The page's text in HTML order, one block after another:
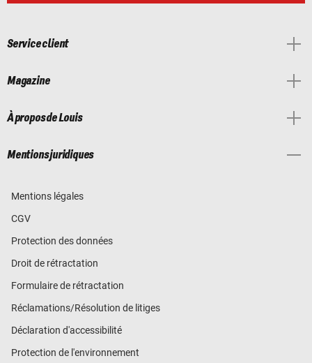
Service client
Magazine
À propos de Louis
Mentions juridiques
Mentions légales
CGV
Protection des données
Droit de rétractation
Formulaire de rétractation
Réclamations/Résolution de litiges
Déclaration d'accessibilité
Protection de l'environnement